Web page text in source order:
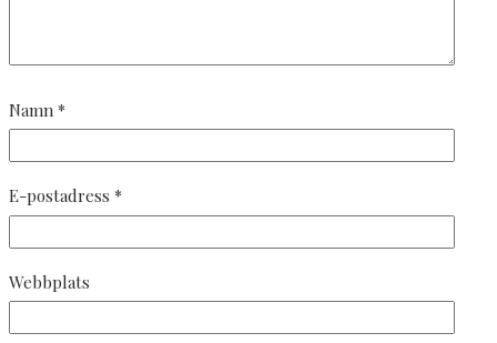
Namn *
E-postadress *
Webbplats